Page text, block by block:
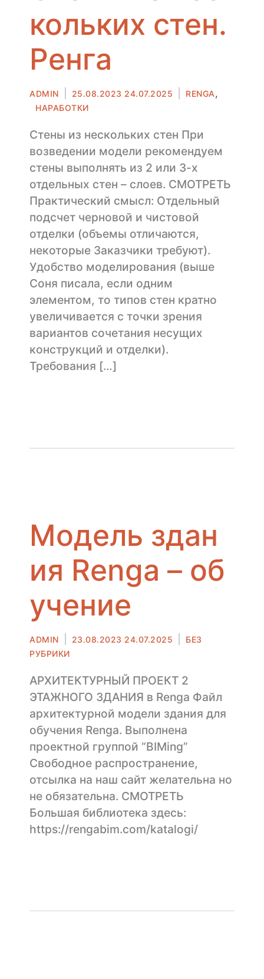
кольких стен.
Ренга
Автор
ADMIN 25.08.2023 24.07.2025
Опубликовано
RENGA,
НАРАБОТКИ
Стены из нескольких стен При
возведении модели рекомендуем
стены выполнять из 2 или 3-х
отдельных стен – слоев. СМОТРЕТЬ
Практический смысл: Отдельный
подсчет черновой и чистовой
отделки (объемы отличаются,
некоторые Заказчики требуют).
Удобство моделирования (выше
Соня писала, если одним
элементом, то типов стен кратно
увеличивается с точки зрения
вариантов сочетания несущих
конструкций и отделки).
Требования […]
Модель здан
ия Renga – об
учение
Автор
ADMIN 23.08.2023 24.07.2025
Опубликовано
БЕЗ
РУБРИКИ
АРХИТЕКТУРНЫЙ ПРОЕКТ 2
ЭТАЖНОГО ЗДАНИЯ в Renga Файл
архитектурной модели здания для
обучения Renga. Выполнена
проектной группой “BIMing”
Свободное распространение,
отсылка на наш сайт желательна но
не обязательна. СМОТРЕТЬ
Большая библиотека здесь:
https://rengabim.com/katalogi/